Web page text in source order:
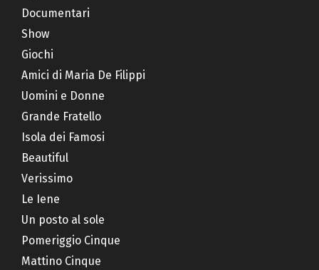
Documentari
Show
Giochi
Amici di Maria De Filippi
Uomini e Donne
Grande Fratello
Isola dei Famosi
Beautiful
Verissimo
Le Iene
Un posto al sole
Pomeriggio Cinque
Mattino Cinque